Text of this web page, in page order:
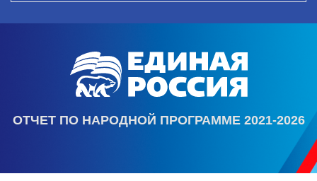
ОТЧЕТ ПО НАРОДНОЙ ПРОГРАММЕ 2021-2026